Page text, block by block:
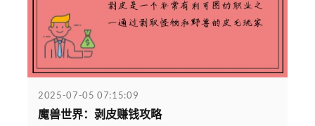
2025-07-05 07:15:09
魔兽世界：剥皮赚钱攻略